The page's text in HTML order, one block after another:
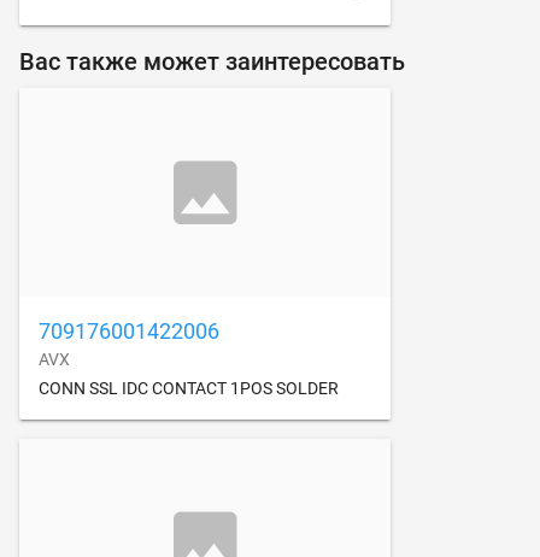
Вас также может заинтересовать
709176001422006
AVX
CONN SSL IDC CONTACT 1POS SOLDER